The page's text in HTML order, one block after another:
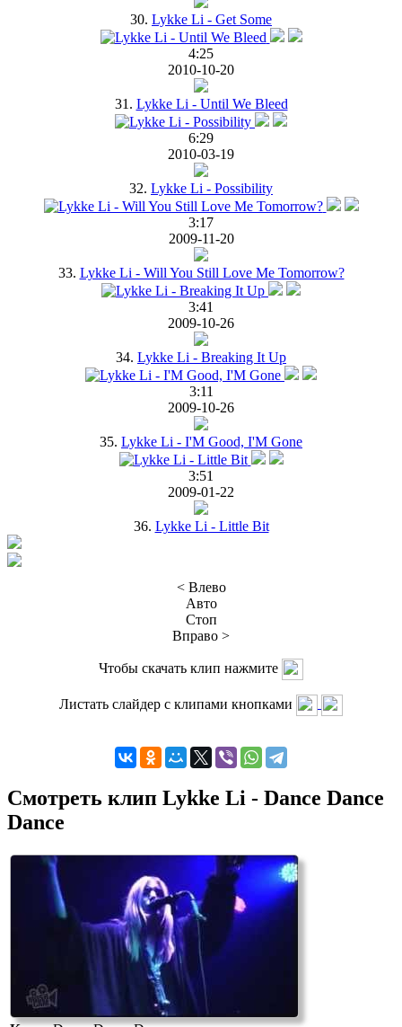
30. Lykke Li - Get Some
4:25
2010-10-20
31. Lykke Li - Until We Bleed
6:29
2010-03-19
32. Lykke Li - Possibility
3:17
2009-11-20
33. Lykke Li - Will You Still Love Me Tomorrow?
3:41
2009-10-26
34. Lykke Li - Breaking It Up
3:11
2009-10-26
35. Lykke Li - I'M Good, I'M Gone
3:51
2009-01-22
36. Lykke Li - Little Bit
< Влево
Авто
Стоп
Вправо >
Чтобы скачать клип нажмите
Листать слайдер с клипами кнопками
Смотреть клип Lykke Li - Dance Dance
Dance